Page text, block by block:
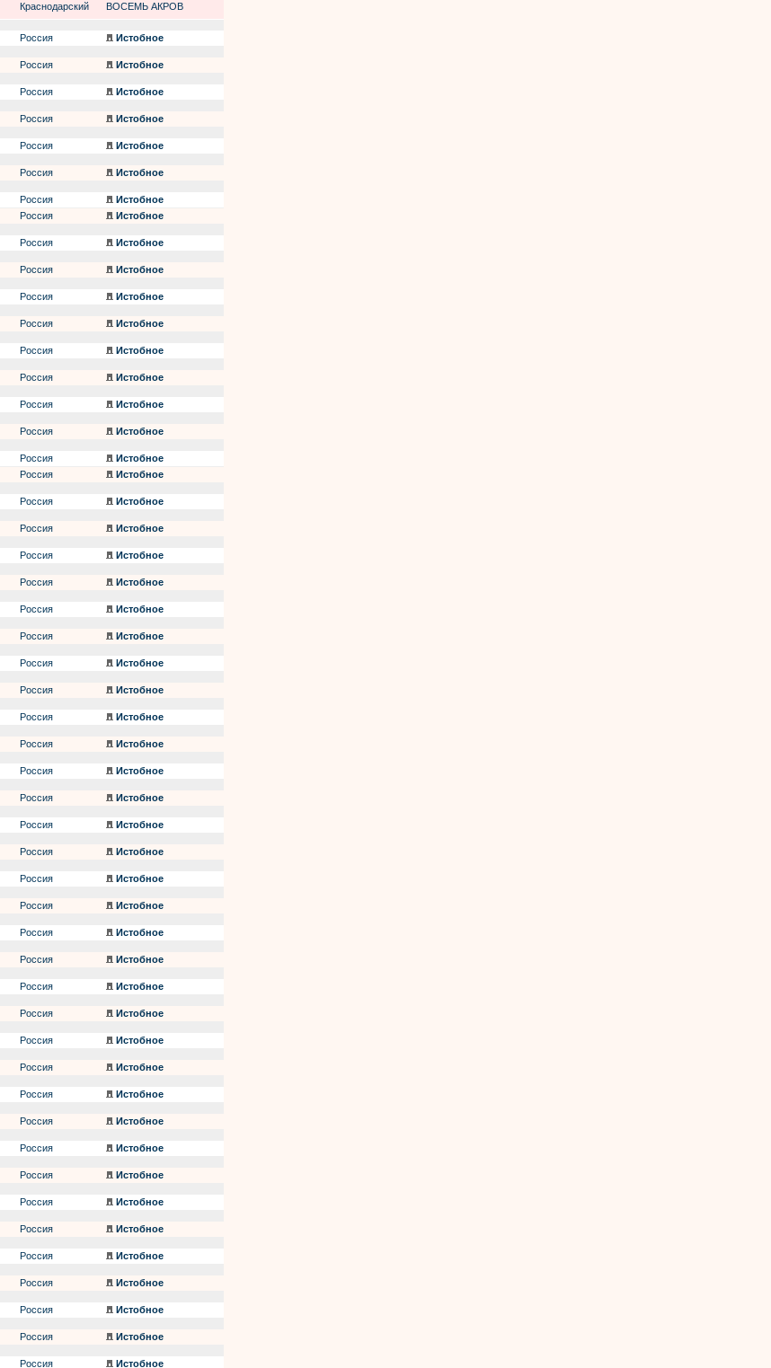
Краснодарский
ВОСЕМЬ АКРОВ
Россия
Истобное
Россия
Истобное
Россия
Истобное
Россия
Истобное
Россия
Истобное
Россия
Истобное
Россия
Истобное
Россия
Истобное
Россия
Истобное
Россия
Истобное
Россия
Истобное
Россия
Истобное
Россия
Истобное
Россия
Истобное
Россия
Истобное
Россия
Истобное
Россия
Истобное
Россия
Истобное
Россия
Истобное
Россия
Истобное
Россия
Истобное
Россия
Истобное
Россия
Истобное
Россия
Истобное
Россия
Истобное
Россия
Истобное
Россия
Истобное
Россия
Истобное
Россия
Истобное
Россия
Истобное
Россия
Истобное
Россия
Истобное
Россия
Истобное
Россия
Истобное
Россия
Истобное
Россия
Истобное
Россия
Истобное
Россия
Истобное
Россия
Истобное
Россия
Истобное
Россия
Истобное
Россия
Истобное
Россия
Истобное
Россия
Истобное
Россия
Истобное
Россия
Истобное
Россия
Истобное
Россия
Истобное
Россия
Истобное
Россия
Истобное
Россия Истобное